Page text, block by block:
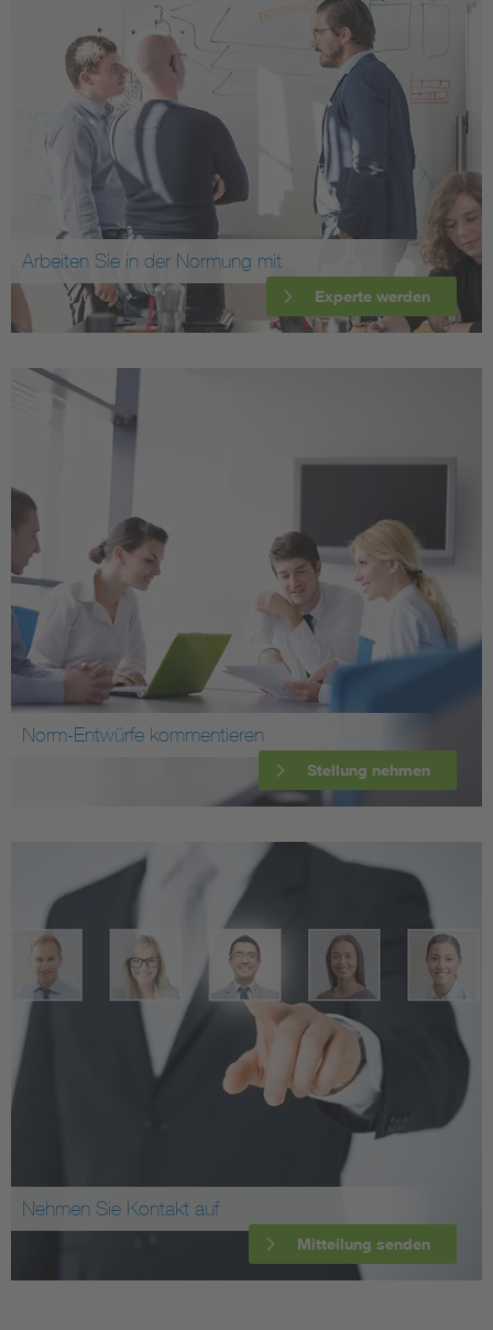
Arbeiten Sie in der Normung mit
Experte werden
Norm-Entwürfe kommentieren
Stellung nehmen
Nehmen Sie Kontakt auf
Mitteilung senden